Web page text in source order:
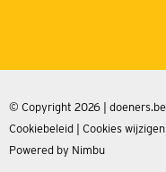
© Copyright 2026 |
Cookiebeleid
Cookies wijzigen
Powered by Nimbu